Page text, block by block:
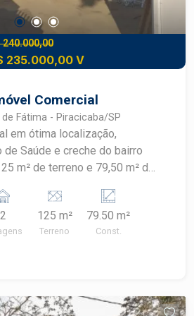
240.000,00
235.000,00 V
Comercial
Fátima - Piracicaba/SP
em ótima localização,
Saúde e creche do bairro
especialista!
2 125 m²
Terreno
79.50 m²
Const.